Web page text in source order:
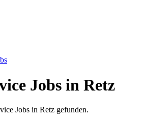
Jobs in Retz
Jobs in Retz gefunden.